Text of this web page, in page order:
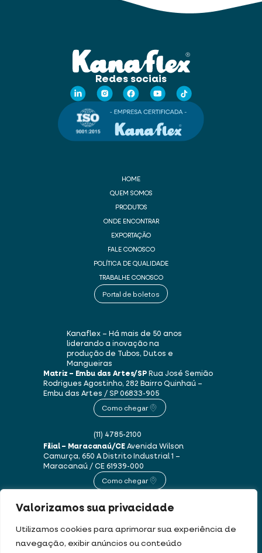
Valorizamos sua privacidade
Utilizamos cookies para aprimorar sua experiência de
navegação, exibir anúncios ou conteúdo
Redes sociais
HOME
QUEM SOMOS
PRODUTOS
ONDE ENCONTRAR
EXPORTAÇÃO
FALE CONOSCO
POLÍTICA DE QUALIDADE
TRABALHE CONOSCO
Portal de boletos
Kanaflex – Há mais de 50 anos
liderando a inovação na
produção de Tubos, Dutos e
Mangueiras
Matriz – Embu das Artes/SPRua José Semião
Rodrigues Agostinho, 282 Bairro Quinhaú –
Embu das Artes / SP06833-905
Como chegar
(11) 4785-2100
Filial – Maracanaú/CEAvenida Wilson
Camurça, 650 ADistrito Industrial 1 –
Maracanaú / CE61939-000
Como chegar
(85) 3250-1235